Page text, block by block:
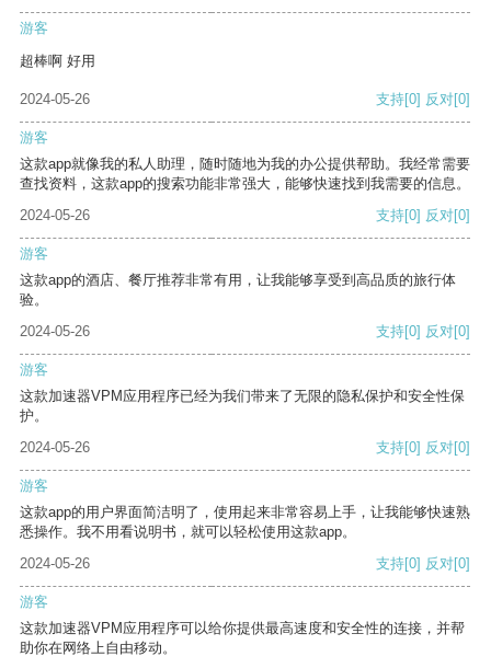
游客
超棒啊 好用
2024-05-26 支持[0] 反对[0]
游客
这款app就像我的私人助理，随时随地为我的办公提供帮助。我经常需要
查找资料，这款app的搜索功能非常强大，能够快速找到我需要的信息。
2024-05-26
支持[0] 反对[0]
游客
这款app的酒店、餐厅推荐非常有用，让我能够享受到高品质的旅行体
验。
2024-05-26
支持[0] 反对[0]
游客
这款加速器VPM应用程序已经为我们带来了无限的隐私保护和安全性保
护。
2024-05-26
支持[0] 反对[0]
游客
这款app的用户界面简洁明了，使用起来非常容易上手，让我能够快速熟
悉操作。我不用看说明书，就可以轻松使用这款app。
2024-05-26
支持[0] 反对[0]
游客
这款加速器VPM应用程序可以给你提供最高速度和安全性的连接，并帮
助你在网络上自由移动。